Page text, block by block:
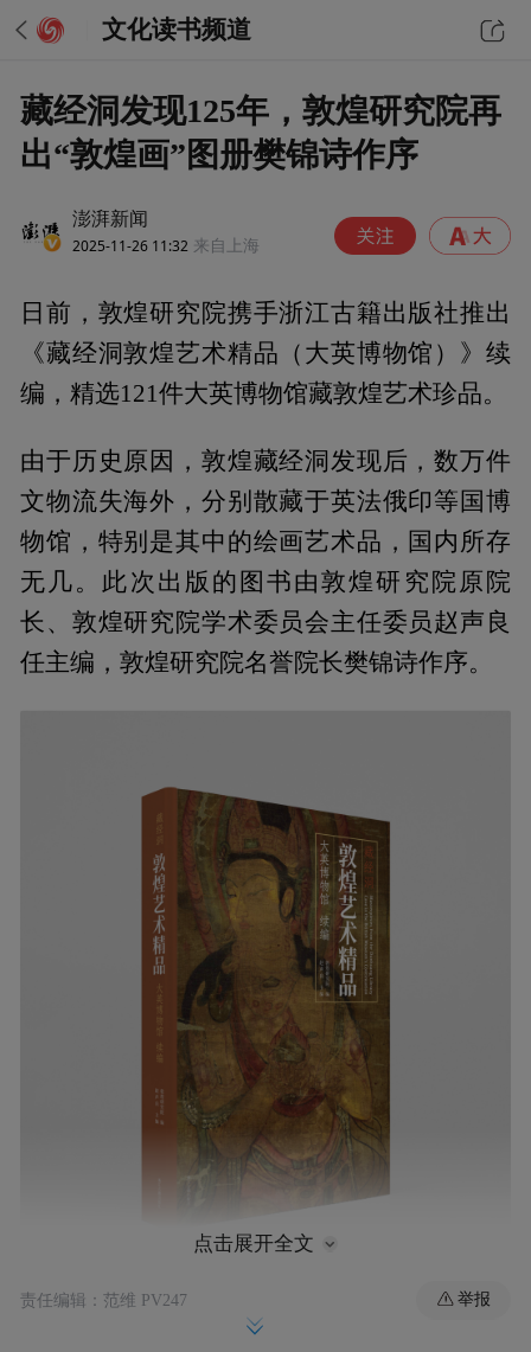
文化读书频道
藏经洞发现125年，敦煌研究院再
出“敦煌画”图册樊锦诗作序
澎湃新闻
2025-11-26 11:32 来自上海
日前，敦煌研究院携手浙江古籍出版社推出
《藏经洞敦煌艺术精品（大英博物馆）》续
编，精选121件大英博物馆藏敦煌艺术珍品。
由于历史原因，敦煌藏经洞发现后，数万件
文物流失海外，分别散藏于英法俄印等国博
物馆，特别是其中的绘画艺术品，国内所存
无几。此次出版的图书由敦煌研究院原院
长、敦煌研究院学术委员会主任委员赵声良
任主编，敦煌研究院名誉院长樊锦诗作序。
《藏经洞敦煌艺术精品（大英博物馆）》续编，
敦煌研究院 编，赵声良 主编，浙江古籍出版社，
点击展开全文
责任编辑：范维 PV247 举报